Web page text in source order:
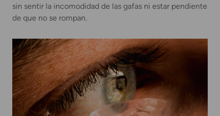
sin sentir la incomodidad de las gafas ni estar pendiente
de que no se rompan.